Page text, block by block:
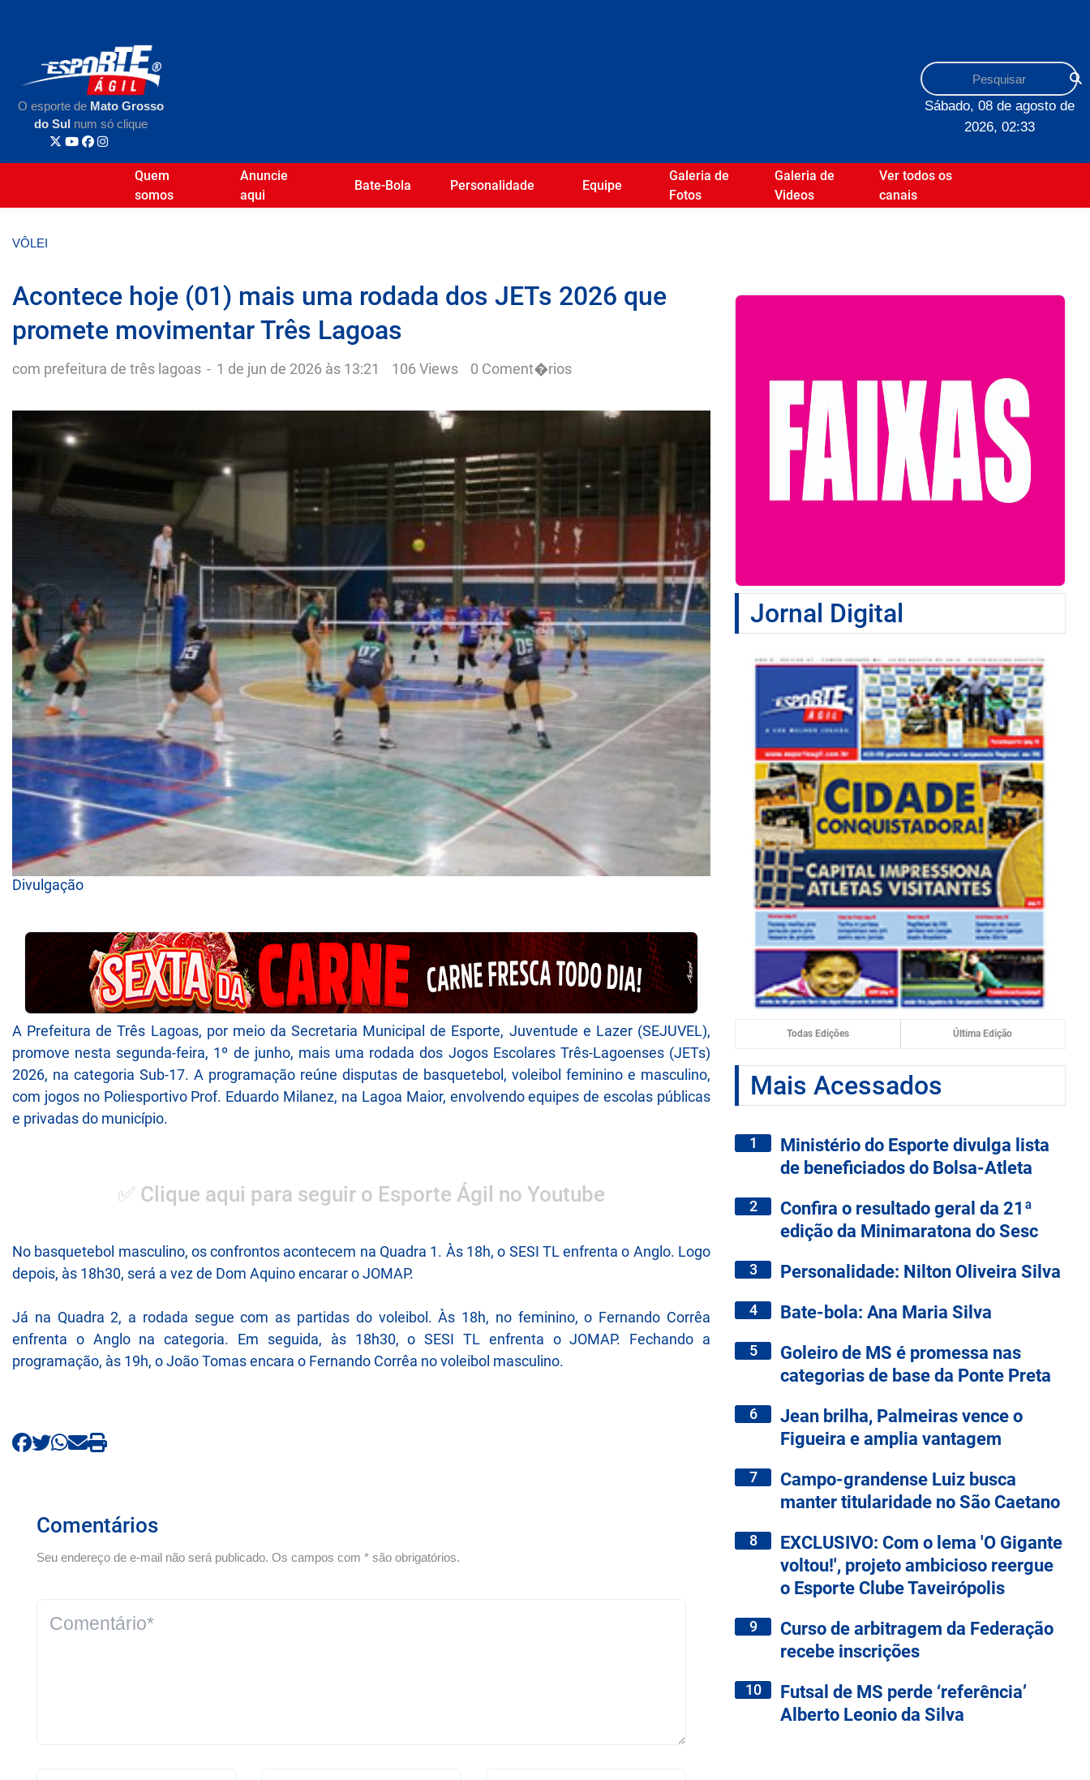
O esporte de Mato Grosso
do Sul num só clique
Sábado, 08 de agosto de
2026, 02:33
Quem
somos
Anuncie
aqui
Bate-Bola Personalidade Equipe
Galeria de
Fotos
Galeria de
Videos
Ver todos os
canais
VÔLEI
Acontece hoje (01) mais uma rodada dos JETs 2026 que
promete movimentar Três Lagoas
com prefeitura de três lagoas - 1 de jun de 2026 às 13:21 106 Views 0 Coment�rios
Divulgação
A Prefeitura de Três Lagoas, por meio da Secretaria Municipal de Esporte, Juventude e Lazer (SEJUVEL),
promove nesta segunda-feira, 1º de junho, mais uma rodada dos Jogos Escolares Três-Lagoenses (JETs)
2026, na categoria Sub-17. A programação reúne disputas de basquetebol, voleibol feminino e masculino,
com jogos no Poliesportivo Prof. Eduardo Milanez, na Lagoa Maior, envolvendo equipes de escolas públicas
e privadas do município.
✅ Clique aqui para seguir o Esporte Ágil no Youtube
No basquetebol masculino, os confrontos acontecem na Quadra 1. Às 18h, o SESI TL enfrenta o Anglo. Logo
depois, às 18h30, será a vez de Dom Aquino encarar o JOMAP.
Já na Quadra 2, a rodada segue com as partidas do voleibol. Às 18h, no feminino, o Fernando Corrêa
enfrenta o Anglo na categoria. Em seguida, às 18h30, o SESI TL enfrenta o JOMAP. Fechando a
programação, às 19h, o João Tomas encara o Fernando Corrêa no voleibol masculino.
Comentários
Seu endereço de e-mail não será publicado. Os campos com * são obrigatórios.
Jornal Digital
Todas Edições Última Edição
Mais Acessados
1
Ministério do Esporte divulga lista
de beneficiados do Bolsa-Atleta
2
Confira o resultado geral da 21ª
edição da Minimaratona do Sesc
3 Personalidade: Nilton Oliveira Silva
4 Bate-bola: Ana Maria Silva
5
Goleiro de MS é promessa nas
categorias de base da Ponte Preta
6
Jean brilha, Palmeiras vence o
Figueira e amplia vantagem
7
Campo-grandense Luiz busca
manter titularidade no São Caetano
8
EXCLUSIVO: Com o lema 'O Gigante
voltou!', projeto ambicioso reergue
o Esporte Clube Taveirópolis
9
Curso de arbitragem da Federação
recebe inscrições
10
Futsal de MS perde ‘referência’
Alberto Leonio da Silva